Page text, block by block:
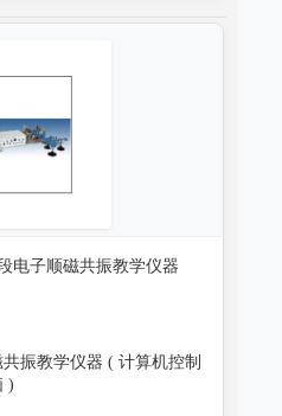
电子顺磁共振教学仪器
振教学仪器 ( 计算机控制
)